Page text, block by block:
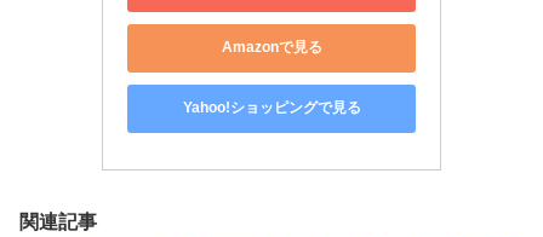
Amazonで見る
Yahoo!ショッピングで見る
関連記事